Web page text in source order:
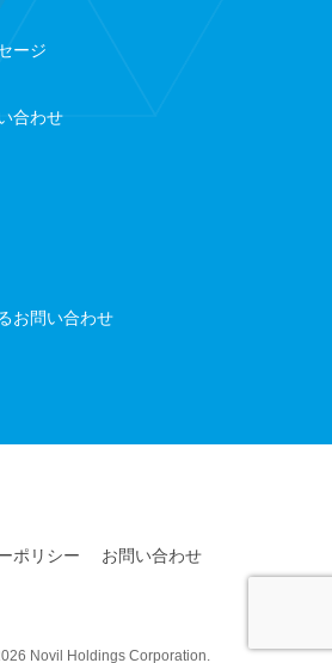
ージ
合わせ
お問い合わせ
ポリシー お問い合わせ
Novil Holdings Corporation.